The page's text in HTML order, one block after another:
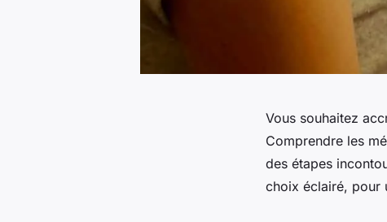
Vous souhaitez
Comprendre les
des étapes
choix éclairé, pour